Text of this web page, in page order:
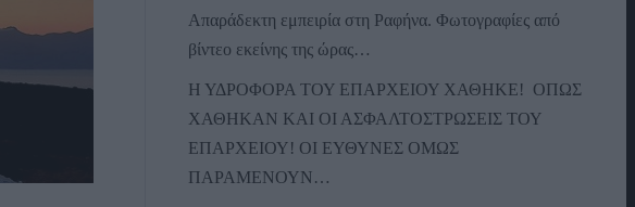
Απαράδεκτη εμπειρία στη Ραφήνα. Φωτογραφίες από
βίντεο εκείνης της ώρας…
Η ΥΔΡΟΦΟΡΑ ΤΟΥ ΕΠΑΡΧΕΙΟΥ ΧΑΘΗΚΕ! ΟΠΩΣ
ΧΑΘΗΚΑΝ ΚΑΙ ΟΙ ΑΣΦΑΛΤΟΣΤΡΩΣΕΙΣ ΤΟΥ
ΕΠΑΡΧΕΙΟΥ! ΟΙ ΕΥΘΥΝΕΣ ΟΜΩΣ
ΠΑΡΑΜΕΝΟΥΝ…